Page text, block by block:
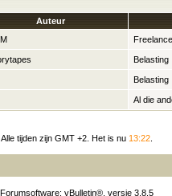
Auteur
Belasting
Belasting
Al die
Alle tijden zijn GMT +2. Het is nu 13:22.
Forumsoftware: vBulletin®, versie 3.8.5